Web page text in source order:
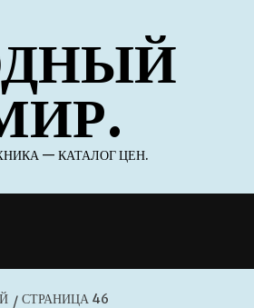
— КАТАЛОГ ЦЕН.
СТРАНИЦА 46